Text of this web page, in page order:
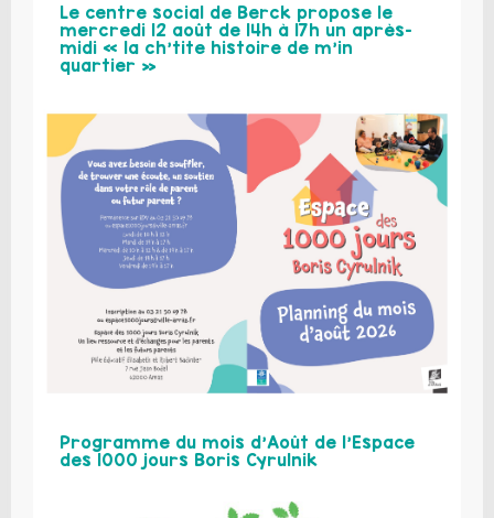
Le centre social de Berck propose le
mercredi 12 août de 14h à 17h un après-
midi « la ch’tite histoire de m’in
quartier »
Programme du mois d’Août de l’Espace
des 1000 jours Boris Cyrulnik